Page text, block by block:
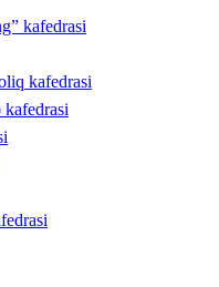
kafedrasi
kafedrasi